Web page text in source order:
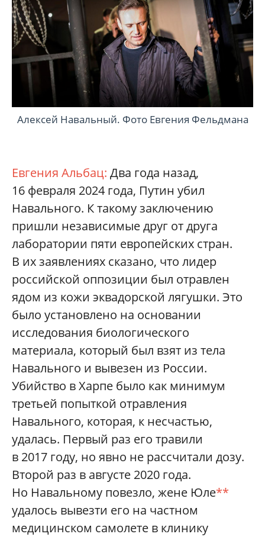
Алексей Навальный. Фото Евгения Фельдмана
Евгения Альбац: Два года назад,
16 февраля 2024 года, Путин убил
Навального. К такому заключению
пришли независимые друг от друга
лаборатории пяти европейских стран.
В их заявлениях сказано, что лидер
российской оппозиции был отравлен
ядом из кожи эквадорской лягушки. Это
было установлено на основании
исследования биологического
материала, который был взят из тела
Навального и вывезен из России.
Убийство в Харпе было как минимум
третьей попыткой отравления
Навального, которая, к несчастью,
удалась. Первый раз его травили
в 2017 году, но явно не рассчитали дозу.
Второй раз в августе 2020 года.
Но Навальному повезло, жене Юле**
удалось вывезти его на частном
медицинском самолете в клинику